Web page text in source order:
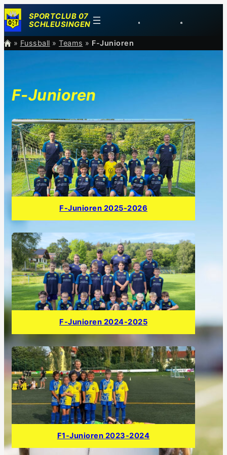
Zum
Inhalt
springen
SPORTCLUB 07
SCHLEUSINGEN
» Fussball » Teams » F-Junioren
F-Junioren
F-Junioren 2025-2026
F-Junioren 2024-2025
F1-Junioren 2023-2024